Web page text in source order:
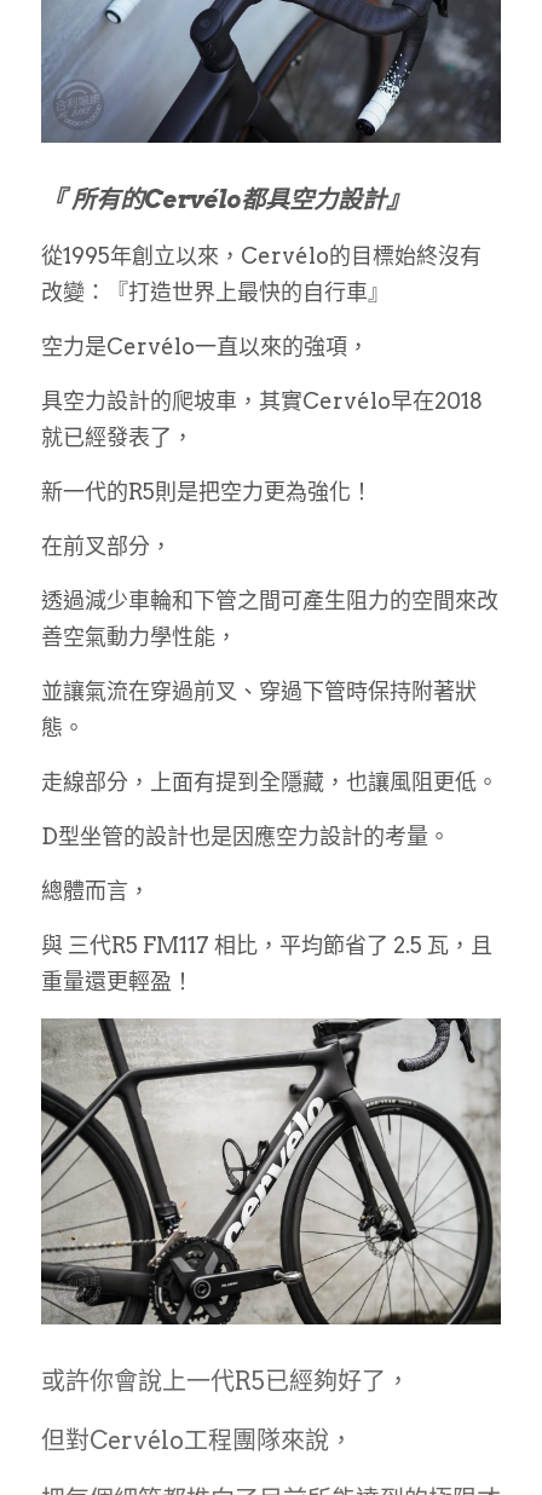
『 所有的Cervélo都具空力設計』
從1995年創立以來，Cervélo的目標始終沒有
改變：『打造世界上最快的自行車』
空力是Cervélo一直以來的強項，
具空力設計的爬坡車，其實Cervélo早在2018
就已經發表了，
新一代的R5則是把空力更為強化！
在前叉部分，
透過減少車輪和下管之間可產生阻力的空間來改
善空氣動力學性能，
並讓氣流在穿過前叉、穿過下管時保持附著狀
態。
走線部分，上面有提到全隱藏，也讓風阻更低。
D型坐管的設計也是因應空力設計的考量。
總體而言，
與 三代R5 FM117 相比，平均節省了 2.5 瓦，且
重量還更輕盈！
或許你會說上一代R5已經夠好了，
但對Cervélo工程團隊來說，